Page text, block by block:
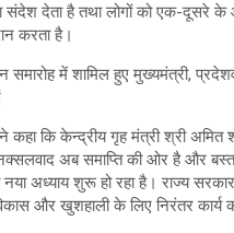
संदेश देता है तथा लोगों को एक-दूसरे
करता है।
कहा कि केन्द्रीय गृह मंत्री श्री अमित
अब समाप्ति की ओर है और
अध्याय शुरू हो रहा है। राज्य
और खुशहाली के लिए निरंतर कार्य